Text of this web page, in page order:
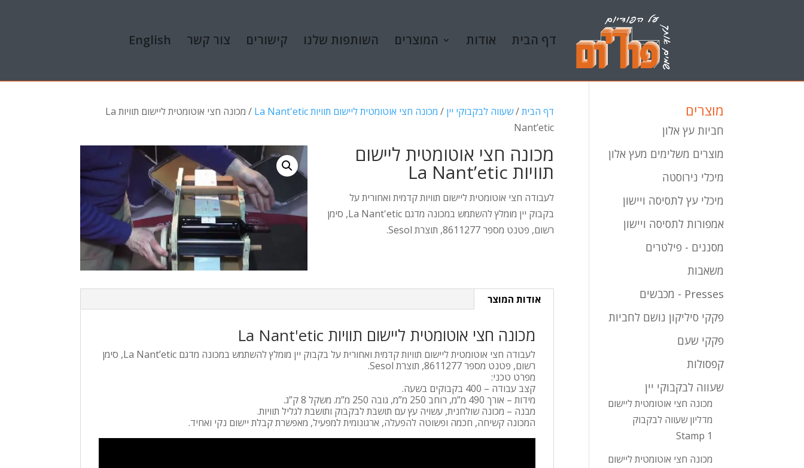
English צור קשר קישורים השותפות שלנו המוצרים אודות דף הבית
דף הבית/שעווה לבקבוקי יין / מכונה חצי אוטומטית ליישום תוויות La Nant'etic
/ מכונה חצי אוטומטית ליישום תוויות La
Nant’etic
מכונה חצי אוטומטית ליישום
תוויות La Nant’etic
לעבודה חצי אוטומטית ליישום תוויות קדמית ואחורית על
בקבוק יין מומלץ להשתמש במכונה מדגם La Nant'etic, סימן
רשום, פטנט מספר 8611277, תוצרת Sesol.
אודות המוצר
מכונה חצי אוטומטית ליישום תוויות La Nant'etic
לעבודה חצי אוטומטית ליישום תוויות קדמית ואחורית על בקבוק יין מומלץ להשתמש במכונה מדגם La Nant’etic, סימן
רשום, פטנט מספר 8611277, תוצרת Sesol.
מפרט טכני:
קצב עבודה – 400 בקבוקים בשעה.
מידות – אורך 490 מ”מ, רוחב 250 מ”מ, גובה 250 מ”מ. משקל 8 ק”ג.
מבנה – מכונה שולחנית, עשויה עץ עם תושבת לבקבוק ותושבת לגליל תוויות.
המכונה קשיחה, חכמה ופשוטה להפעלה, ארגונומית למפעיל, מאפשרת קבלת יישום נקי ואחיד.
מוצרים
חביות עץ אלון
מוצרים משלימים מעץ אלון
מיכלי נירוסטה
מיכלי עץ לתסיסה ויישון
אמפורות לתסיסה ויישון
מסננים - פילטרים
משאבות
Presses - מכבשים
פקקי סיליקון נושם לחביות
פקקי שעם
קפסולות
שעווה לבקבוקי יין
מכונה חצי אוטומטית ליישום
מדליון שעווה לבקבוק
Stamp 1
מכונה חצי אוטומטית ליישום